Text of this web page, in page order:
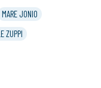
MARE JONIO
ZUPPI